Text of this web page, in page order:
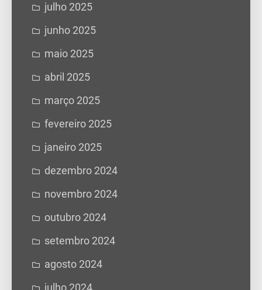
julho 2025
junho 2025
maio 2025
abril 2025
março 2025
fevereiro 2025
janeiro 2025
dezembro 2024
novembro 2024
outubro 2024
setembro 2024
agosto 2024
julho 2024